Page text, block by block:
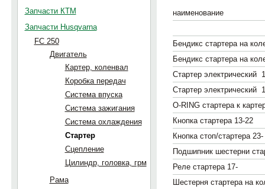
Запчасти КТМ
Запчасти Husqvarna
FC 250
Двигатель
Картер, коленвал
Коробка передач
Система впуска
Система зажигания
Система охлаждения
Стартер
Сцепление
Цилиндр, головка, грм
Рама
наименование
Бендикс стартера на
Бендикс стартера на
Стартер электрический
Стартер электрический
O-RING стартера к
Кнопка стартера 13-22
Кнопка стоп/стартера 23-
Подшипник шестерни
Реле стартера 17-
Шестерня стартера на